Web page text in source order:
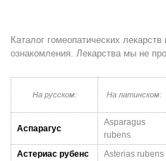
Каталог гомеопатических
ознакомления. Лекарства мы не
На русском: На латинском:
Аспарагус
Asparagus
rubens
Астериас рубенс Asterias rubens